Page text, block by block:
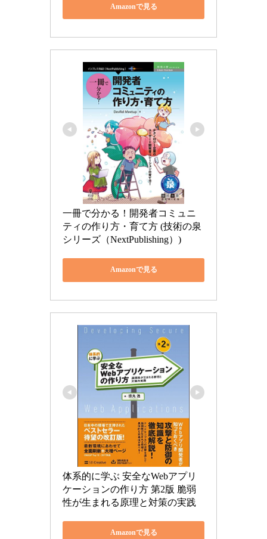
Amazonで見る
一冊で分かる！開発者コミュニ
ティの作り方・育て方 (技術の泉
シリーズ（NextPublishing）)
Amazonで見る
体系的に学ぶ 安全なWebアプリ
ケーションの作り方 第2版 脆弱
性が生まれる原理と対策の実践
Amazonで見る